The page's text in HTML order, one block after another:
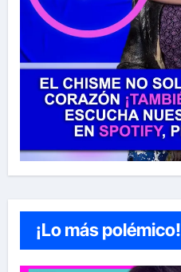
¡Lo más polémico!